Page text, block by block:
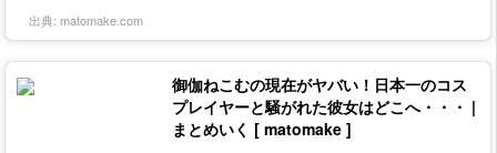
出典: matomake.com
御伽ねこむの現在がヤバい！日本一のコス
プレイヤーと騒がれた彼女はどこへ・・・ |
まとめいく [ matomake ]